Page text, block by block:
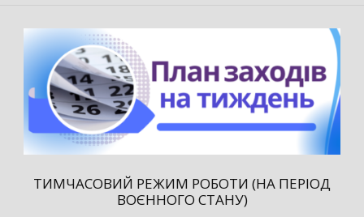
ТИМЧАСОВИЙ РЕЖИМ РОБОТИ (НА ПЕРІОД
ВОЄННОГО СТАНУ)